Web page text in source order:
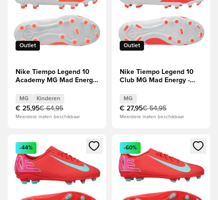
Outlet
Nike Tiempo Legend 10
Academy MG Mad Energy
MG Kinderen
€ 25,95€ 64,95
Meerdere maten beschikbaar
Outlet
Nike Tiempo Legend 10
Club MG Mad Energy -
MG
€ 27,95€ 54,95
Meerdere maten beschikbaar
Opent een venster om in te loggen of je aan te melden als
-44%
Opent een venster om in te
-60%